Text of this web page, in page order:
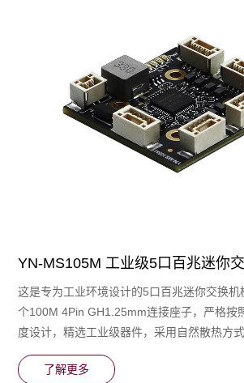
YN-MS105M 工业级5口百兆迷你
这是专为⼯业环境设计的5口百兆迷你交换机
个100M 4Pin GH1.25mm连接座子，严格
度设计，精选⼯业级器件，采⽤⾃然散热⽅
了解更多